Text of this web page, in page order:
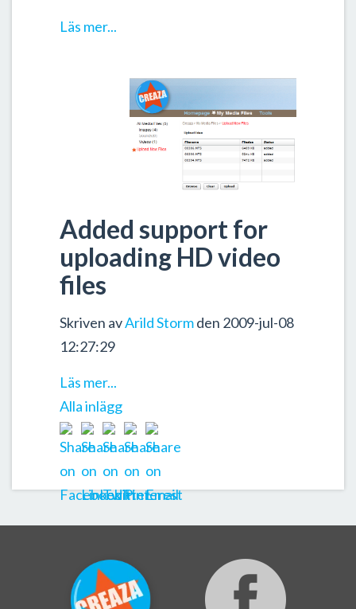
Läs mer...
Added support for
uploading HD video
files
Skriven avArild Stormden 2009-jul-08
12:27:29
Läs mer...
Alla inlägg